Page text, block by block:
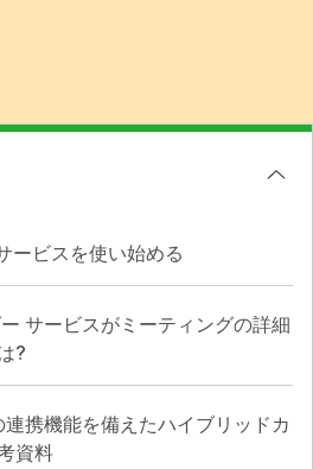
ービスを使い始める
サービスがミーティングの詳細
?
携機能を備えたハイブリッドカ
資料